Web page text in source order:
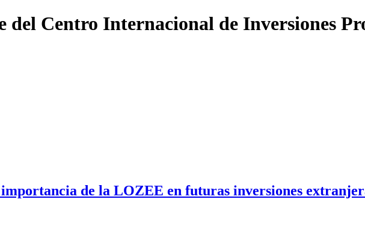
del Centro Internacional de Inversiones
de la LOZEE en futuras inversiones